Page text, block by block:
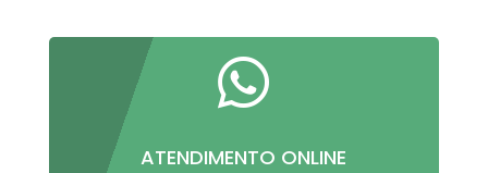

ATENDIMENTO ONLINE